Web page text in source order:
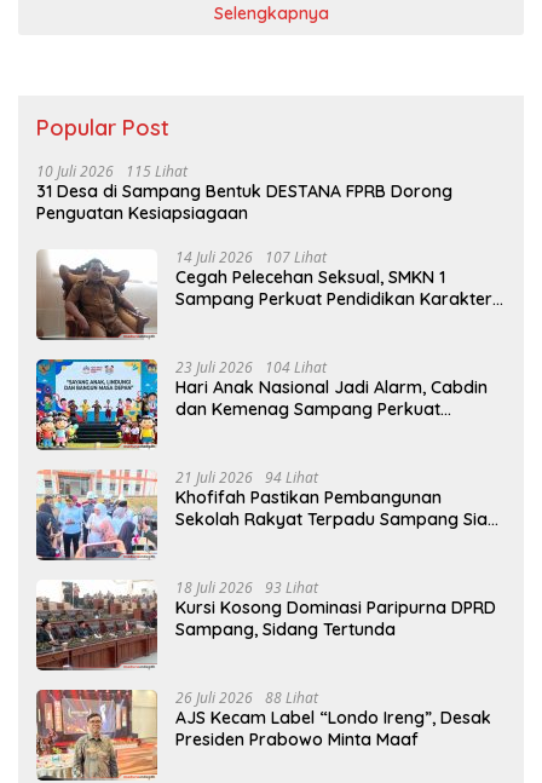
Selengkapnya
Popular Post
10 Juli 2026 115 Lihat
31 Desa di Sampang Bentuk DESTANA FPRB Dorong
Penguatan Kesiapsiagaan
14 Juli 2026 107 Lihat
Cegah Pelecehan Seksual, SMKN 1
Sampang Perkuat Pendidikan Karakter
23 Juli 2026 104 Lihat
Hari Anak Nasional Jadi Alarm, Cabdin
dan Kemenag Sampang Perkuat
21 Juli 2026 94 Lihat
Khofifah Pastikan Pembangunan
Sekolah Rakyat Terpadu Sampang Siap
18 Juli 2026 93 Lihat
Kursi Kosong Dominasi Paripurna DPRD
Sampang, Sidang Tertunda
26 Juli 2026 88 Lihat
AJS Kecam Label “Londo Ireng”, Desak
Presiden Prabowo Minta Maaf